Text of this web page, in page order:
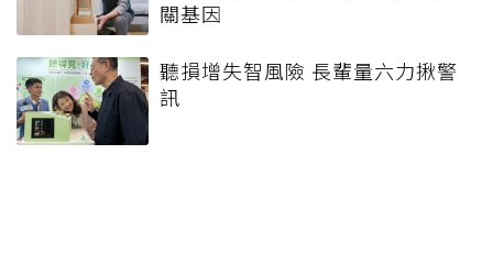
關基因
聽損增失智風險 長輩量六力揪警
訊